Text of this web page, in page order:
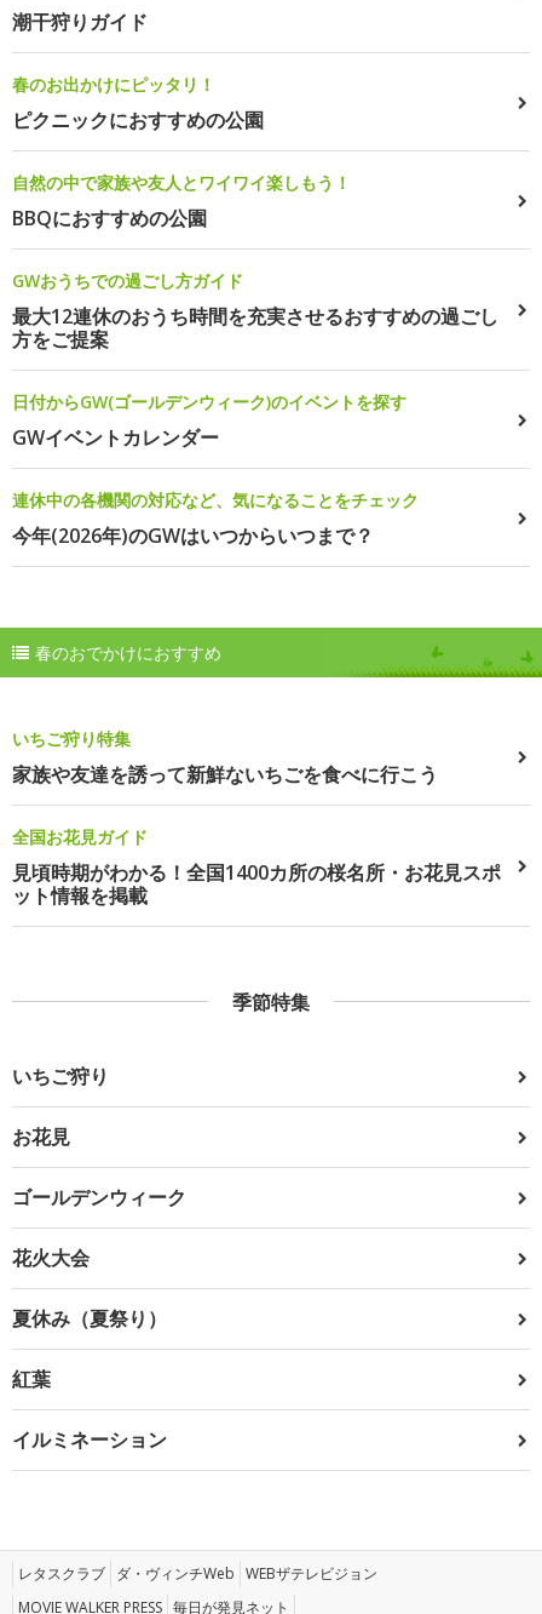
潮干狩りガイド
春のお出かけにピッタリ！
ピクニックにおすすめの公園
自然の中で家族や友人とワイワイ楽しもう！
BBQにおすすめの公園
GWおうちでの過ごし方ガイド
最大12連休のおうち時間を充実させるおすすめの過ごし
方をご提案
日付からGW(ゴールデンウィーク)のイベントを探す
GWイベントカレンダー
連休中の各機関の対応など、気になることをチェック
今年(2026年)のGWはいつからいつまで？
春のおでかけにおすすめ
いちご狩り特集
家族や友達を誘って新鮮ないちごを食べに行こう
全国お花見ガイド
見頃時期がわかる！全国1400カ所の桜名所・お花見スポ
ット情報を掲載
季節特集
いちご狩り
お花見
ゴールデンウィーク
花火大会
夏休み（夏祭り）
紅葉
イルミネーション
レタスクラブ ダ・ヴィンチWeb WEBザテレビジョン
MOVIE WALKER PRESS 毎日が発見ネット